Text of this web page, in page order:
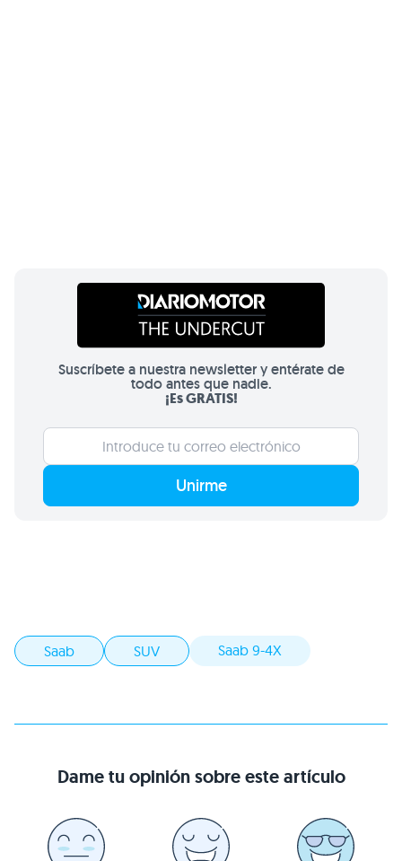
Suscríbete a nuestra newsletter y entérate de
todo antes que nadie.
¡Es GRATIS!
Unirme
Saab SUV Saab 9-4X
Dame tu opinión sobre este artículo